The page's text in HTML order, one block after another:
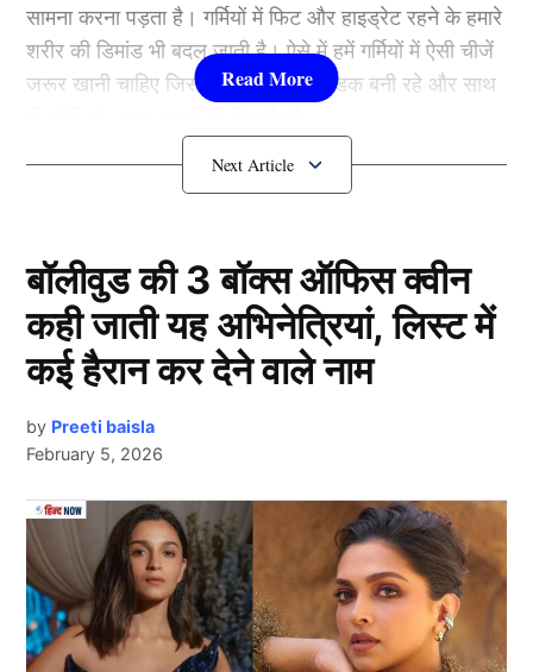
सामना करना पड़ता है। गर्मियों में फिट और हाइड्रेट रहने के हमारे
शरीर की डिमांड भी बदल जाती है। ऐसे में हमें गर्मियों में ऐसी चीजें
जरूर खानी चाहिए जिससे हमारे शरीर में ठंडक बनी रहे और साथ
इन ड्रिंक्स का करें इस्तेमाल (Summer
Dehydration Drinks)
अक्सर हम सब गर्मी के मौसम में खुद को हाइड्रेट रखने के लिए
तरबूज, खीरा, ककड़ी, शरबत जैसी चीजों का इस्तेमाल करते हैं।
Next Article
बॉलीवुड की 3 बॉक्स ऑफिस क्वीन
कही जाती यह अभिनेत्रियां, लिस्ट में
कई हैरान कर देने वाले नाम
by Preeti baisla
February 5, 2026